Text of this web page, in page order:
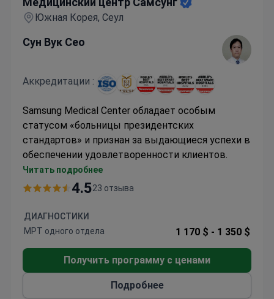
Южная Корея, Сеул
Сун Вук Сео
Аккредитации :
Samsung Medical Center обладает особым
статусом «больницы президентских
стандартов» и признан за выдающиеся успехи в
обеспечении удовлетворенности клиентов.
Мультидисциплинарный подход к
ортопедической помощи с использованием
Репутация высокого качества обслуживания
и удовлетворенности пациентов
специализированными отделениями
Читать подробнее
4.523 отзыва
ДИАГНОСТИКИ
МРТ одного отдела
1 170 $ - 1 350 $
Получить программу с ценами
Подробнее